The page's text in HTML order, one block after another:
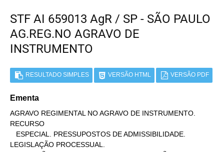
STF AI 659013 AgR / SP - SÃO PAULO
AG.REG.NO AGRAVO DE
INSTRUMENTO
RESULTADO SIMPLES VERSÃO HTML VERSÃO PDF
Ementa
AGRAVO REGIMENTAL NO AGRAVO DE INSTRUMENTO.
RECURSO
LEGISLAÇÃO PROCESSUAL.